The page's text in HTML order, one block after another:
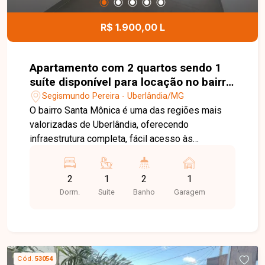
R$ 1.900,00 L
Apartamento com 2 quartos sendo 1
suíte disponível para locação no bairro
Santa Mônica em Uberlândia-MG
Segismundo Pereira - Uberlândia/MG
O bairro Santa Mônica é uma das regiões mais
valorizadas de Uberlândia, oferecendo
infraestrutura completa, fácil acesso às
supermercados, universidades, escolas,
farmácias, restaurantes, academias e diversos
serviços. Uma excelente opção para quem busca
sendo 1 suíte, banheiro social, área de serviço e
2
Dorm.
1
Suite
2
Banho
1
Garagem
Cód. 53054